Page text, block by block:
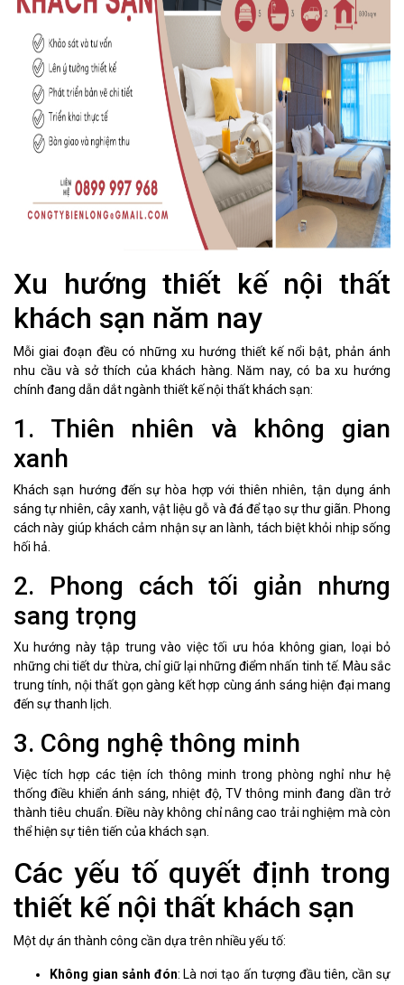
Xu hướng thiết kế nội thất
khách sạn năm nay
Mỗi giai đoạn đều có những xu hướng thiết kế nổi bật, phản ánh
nhu cầu và sở thích của khách hàng. Năm nay, có ba xu hướng
chính đang dẫn dắt ngành thiết kế nội thất khách sạn:
1. Thiên nhiên và không gian
xanh
Khách sạn hướng đến sự hòa hợp với thiên nhiên, tận dụng ánh
sáng tự nhiên, cây xanh, vật liệu gỗ và đá để tạo sự thư giãn. Phong
cách này giúp khách cảm nhận sự an lành, tách biệt khỏi nhịp sống
hối hả.
2. Phong cách tối giản nhưng
sang trọng
Xu hướng này tập trung vào việc tối ưu hóa không gian, loại bỏ
những chi tiết dư thừa, chỉ giữ lại những điểm nhấn tinh tế. Màu sắc
trung tính, nội thất gọn gàng kết hợp cùng ánh sáng hiện đại mang
đến sự thanh lịch.
3. Công nghệ thông minh
Việc tích hợp các tiện ích thông minh trong phòng nghỉ như hệ
thống điều khiển ánh sáng, nhiệt độ, TV thông minh đang dần trở
thành tiêu chuẩn. Điều này không chỉ nâng cao trải nghiệm mà còn
thể hiện sự tiên tiến của khách sạn.
Các yếu tố quyết định trong
thiết kế nội thất khách sạn
Một dự án thành công cần dựa trên nhiều yếu tố:
Không gian sảnh đón: Là nơi tạo ấn tượng đầu tiên, cần sự